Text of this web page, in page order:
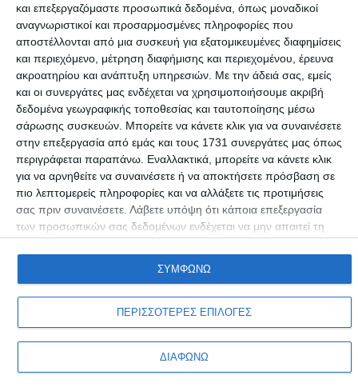
και επεξεργαζόμαστε προσωπικά δεδομένα, όπως μοναδικοί
αναγνωριστικοί και προσαρμοσμένες πληροφορίες που
αποστέλλονται από μια συσκευή για εξατομικευμένες διαφημίσεις
και περιεχόμενο, μέτρηση διαφήμισης και περιεχομένου, έρευνα
ακροατηρίου και ανάπτυξη υπηρεσιών. Με την άδειά σας, εμείς
και οι συνεργάτες μας ενδέχεται να χρησιμοποιήσουμε ακριβή
δεδομένα γεωγραφικής τοποθεσίας και ταυτοποίησης μέσω
σάρωσης συσκευών. Μπορείτε να κάνετε κλικ για να συναινέσετε
στην επεξεργασία από εμάς και τους 1731 συνεργάτες μας όπως
περιγράφεται παραπάνω. Εναλλακτικά, μπορείτε να κάνετε κλικ
για να αρνηθείτε να συναινέσετε ή να αποκτήσετε πρόσβαση σε
πιο λεπτομερείς πληροφορίες και να αλλάξετε τις προτιμήσεις
σας πριν συναινέσετε. Λάβετε υπόψη ότι κάποια επεξεργασία
των προσωπικών σας δεδομένων ενδέχεται να μην απαιτεί τη
την επεξεργασία. Οι προτιμήσεις σαςθα ισχύουν μόνο για αυτόν
τον ιστότοπο. Μπορείτε να αλλάξετε τις προτιμήσεις σας ή να
επιστρέφοντας σε αυτόν τον ιστότοπο και κάνοντας κλικ στο
κουμπί "Απορρήτου" στο κάτω μέρος της ιστοσελίδας.
ΠΕΡΙΣΣΟΤΕΡΕΣ ΕΠΙΛΟΓΕΣ
ΔΙΑΦΩΝΩ
ΣΥΜΦΩΝΩ
ΑΠΌΨΕΙΣ
Δικαιώματα & υποχρεώσεις επιβατών στην εποχή
της Covid-19
Γράφει ο Χρήστος Ηλ. Τσίχλης Δικηγόρος Αθηνών - Συνταγματολόγος
- Συνήγορος Αμερικανικού…
Συντακτική ομάδα 01/06/2021
Προσωπικά δεδομένα & Όροι Χρήσης